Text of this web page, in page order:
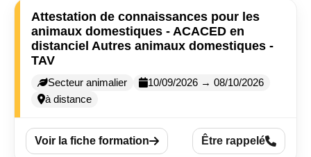
Attestation de connaissances pour les
animaux domestiques - ACACED en
distanciel Autres animaux domestiques -
TAV
Secteur animalier
10/09/2026 → 08/10/2026
à distance
Voir la fiche formation Être rappelé